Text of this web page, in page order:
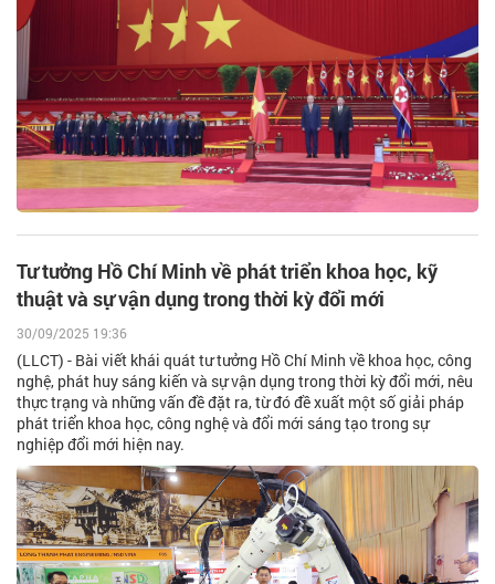
Tư tưởng Hồ Chí Minh về phát triển khoa học, kỹ
thuật và sự vận dụng trong thời kỳ đổi mới
30/09/2025 19:36
(LLCT) - Bài viết khái quát tư tưởng Hồ Chí Minh về khoa học, công
nghệ, phát huy sáng kiến và sự vận dụng trong thời kỳ đổi mới, nêu
thực trạng và những vấn đề đặt ra, từ đó đề xuất một số giải pháp
phát triển khoa học, công nghệ và đổi mới sáng tạo trong sự
nghiệp đổi mới hiện nay.